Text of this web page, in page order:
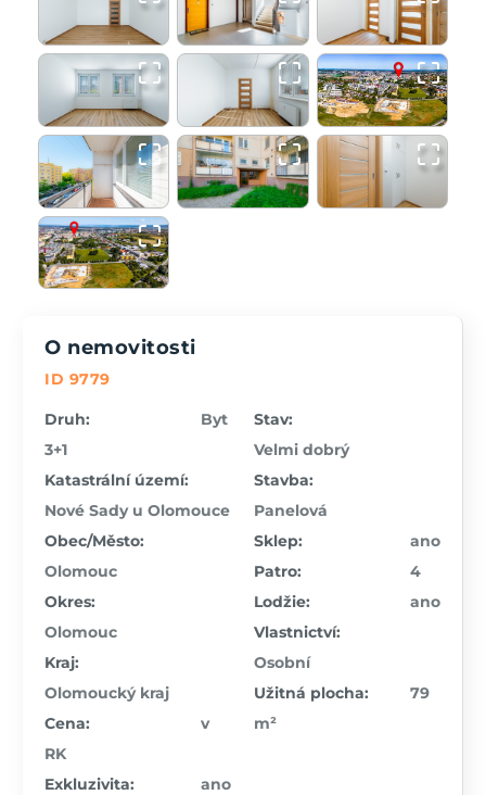
O nemovitosti
ID 9779
Druh:
Byt
3+1
Katastrální území:
Nové Sady u Olomouce
Obec/Město:
Olomouc
Okres:
Olomouc
Kraj:
Olomoucký kraj
Cena:
v
RK
Exkluzivita:
ano
Stav:
Velmi dobrý
Stavba:
Panelová
Sklep:
ano
Patro:
4
Lodžie:
ano
Vlastnictví:
Osobní
Užitná plocha:
79
m²